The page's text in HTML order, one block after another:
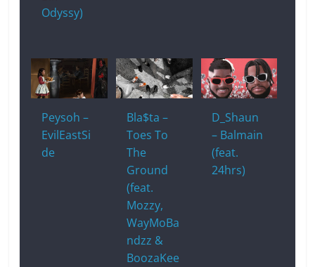
Odyssy)
Peysoh –
EvilEastSi
de
Bla$ta –
Toes To
The
Ground
(feat.
Mozzy,
WayMoBa
ndzz &
BoozaKee
D_Shaun
– Balmain
(feat.
24hrs)